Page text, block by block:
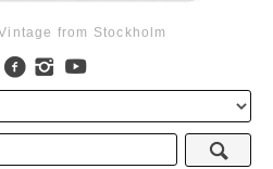
from Stockholm